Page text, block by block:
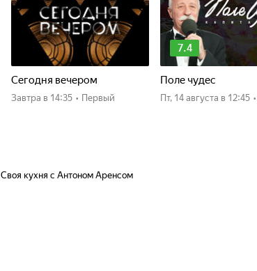
Сегодня вечером
Завтра в 14:35 • Первый
7.4
Поле чудес
пт, 14 августа в 12:45 •
Своя кухня с Антоном Аренсом